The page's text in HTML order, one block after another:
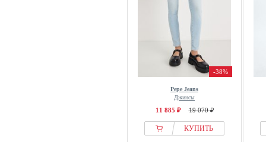
-38%
Pepe Jeans
Джинсы
11 885 ₽ 19 070 ₽
КУПИТЬ